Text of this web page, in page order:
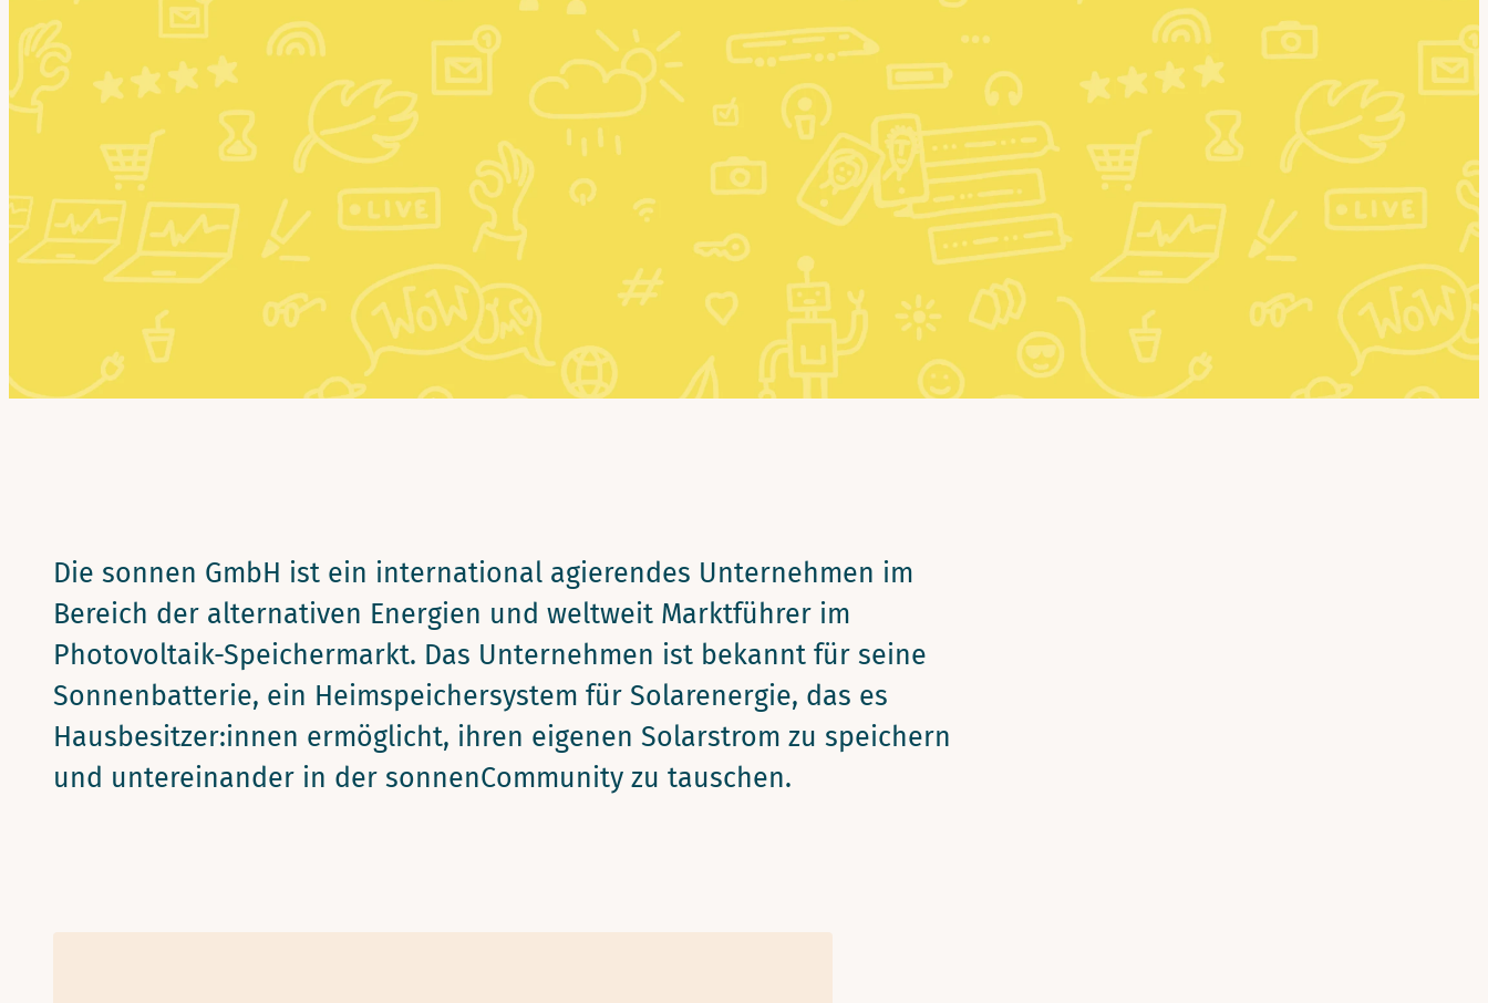
Die sonnen GmbH ist ein international agierendes Unternehmen im
Bereich der alternativen Energien und weltweit Marktführer im
Photovoltaik-Speichermarkt. Das Unternehmen ist bekannt für seine
Sonnenbatterie, ein Heimspeichersystem für Solarenergie, das es
Hausbesitzer:innen ermöglicht, ihren eigenen Solarstrom zu speichern
und untereinander in der sonnenCommunity zu tauschen.